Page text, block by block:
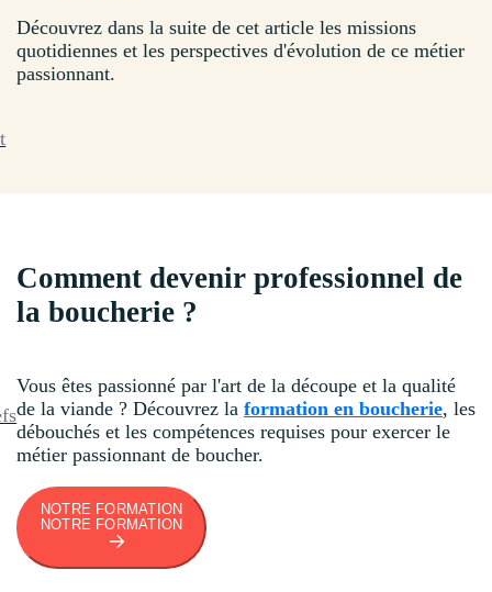
Découvrez dans la suite de cet article les missions
quotidiennes et les perspectives d'évolution de ce métier
passionnant.
Comment devenir professionnel de
la boucherie ?
Vous êtes passionné par l'art de la découpe et la qualité
de la viande ? Découvrez la formation en boucherie, les
débouchés et les compétences requises pour exercer le
métier passionnant de boucher.
NOTRE FORMATION
NOTRE FORMATION